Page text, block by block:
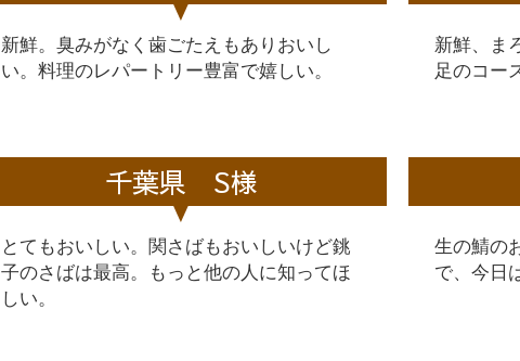
新鮮。臭みがなく歯ごたえもありおいし
い。料理のレパートリー豊富で嬉しい。
新鮮、ま
足のコー
千葉県 S様
とてもおいしい。関さばもおいしいけど銚
子のさばは最高。もっと他の人に知ってほ
しい。
生の鯖の
で、今日